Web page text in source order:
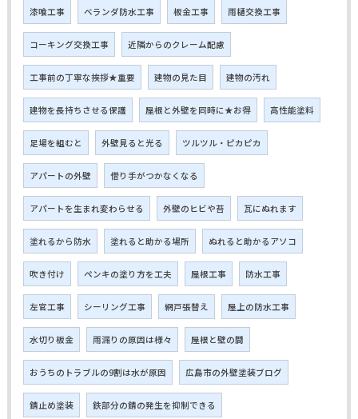
漆喰工事 ベランダ防水工事 板金工事 雨樋交換工事
コーキング交換工事 近隣からのクレーム配慮
工事前の丁寧な挨拶★重要 建物の見た目 建物の汚れ
建物を長持ちさせる保護 屋根と外壁を同時に★お得 高性能塗料
足場を組むと 外壁見ると光る ツルツル・ピカピカ
アパートの外壁 借り手がつかなくなる
アパートを生まれ変わらせる 外壁のヒビや苔 瓦にぬれます
塗れるから防水 塗れると助かる場所 ぬれると助かるアソコ
吹き付け ペンキの塗り方を工夫 屋根工事 防水工事
左官工事 シーリング工事 網戸張替え 屋上の防水工事
水切り板金 雨漏りの原因は様々 屋根と壁の間
おうちのトラブルの9割は水が原因 広島市の外壁塗装ブログ
錆止め塗装 鉄部分の錆の発生を抑制できる